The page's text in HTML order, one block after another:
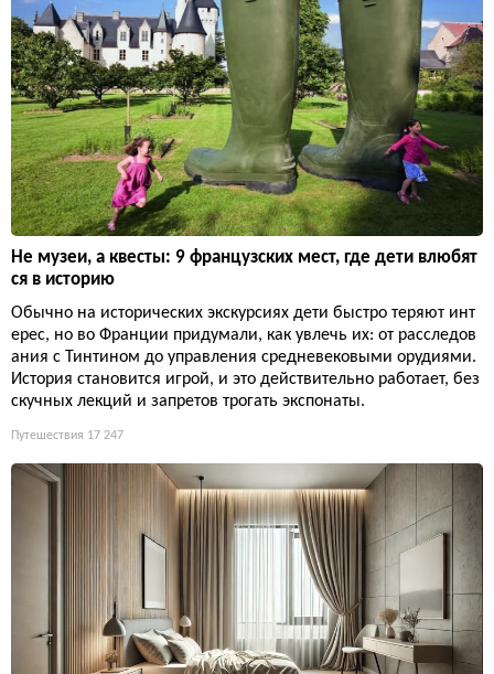
Не музеи, а квесты: 9 французских мест, где дети влюбят
ся в историю
Обычно на исторических экскурсиях дети быстро теряют инт
ерес, но во Франции придумали, как увлечь их: от расследов
ания с Тинтином до управления средневековыми орудиями.
История становится игрой, и это действительно работает, без
скучных лекций и запретов трогать экспонаты.
Путешествия 17 247